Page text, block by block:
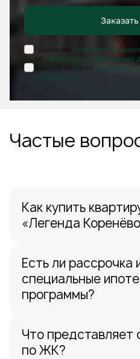
Принимаю политику
на обработку персональных
Даю согласие на получение
материалов
Частые
Как купить
«Легенда
Есть ли рассрочка
специальные
программы?
Что представляет
по ЖК?